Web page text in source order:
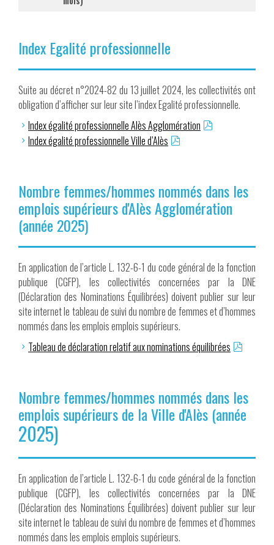
Index Egalité professionnelle
Suite au décret n°2024-82 du 13 juillet 2024, les collectivités ont
obligation d’afficher sur leur site l’index Egalité professionnelle.
Index égalité professionnelle Alès Agglomération
Index égalité professionnelle Ville d’Alès
Nombre femmes/hommes nommés dans les
emplois supérieurs d'Alès Agglomération
(année 2025)
En application de l’article L. 132-6-1 du code général de la fonction
publique (CGFP), les collectivités concernées par la DNE
(Déclaration des Nominations Équilibrées) doivent publier sur leur
site internet le tableau de suivi du nombre de femmes et d’hommes
nommés dans les emplois emplois supérieurs.
Tableau de déclaration relatif aux nominations équilibrées
Nombre femmes/hommes nommés dans les
emplois supérieurs de la Ville d'Alès (année
2025)
En application de l’article L. 132-6-1 du code général de la fonction
publique (CGFP), les collectivités concernées par la DNE
(Déclaration des Nominations Équilibrées) doivent publier sur leur
site internet le tableau de suivi du nombre de femmes et d’hommes
nommés dans les emplois emplois supérieurs.